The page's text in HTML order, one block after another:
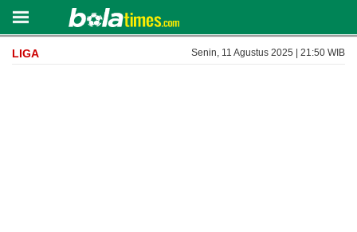
LIGA Senin, 11 Agustus 2025 | 21:50 WIB